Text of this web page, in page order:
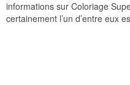
informations sur Coloriage
certainement l’un d’entre eux